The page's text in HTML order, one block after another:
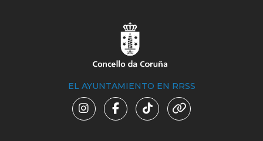
EL AYUNTAMIENTO EN RRSS